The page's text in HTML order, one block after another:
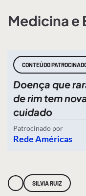
Medicina e
CONTEÚDO
Doença que
de rim tem
cuidado
Patrocinado por
Rede Américas
SILVIA RUIZ